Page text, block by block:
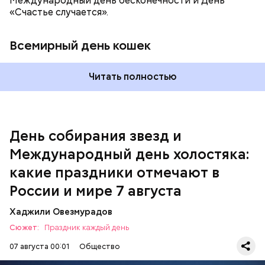
«Счастье случается».
Всемирный день кошек
Читать полностью
День собирания звезд и
Международный день холостяка:
какие праздники отмечают в
России и мире 7 августа
Хаджили Овезмурадов
Сюжет:
Праздник каждый день
07 августа 00:01
Общество
Спагетти из кабачков